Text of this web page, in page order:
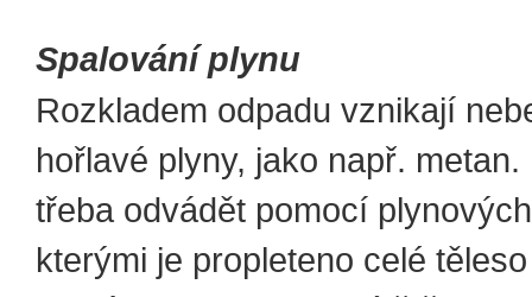
Spalování plynu
Rozkladem odpadu vznikají
hořlavé plyny, jako např. metan.
třeba odvádět pomocí
kterými je propleteno celé